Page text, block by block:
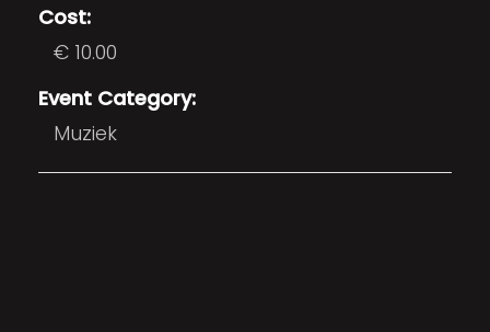
Cost:
€ 10.00
Event Category:
Muziek